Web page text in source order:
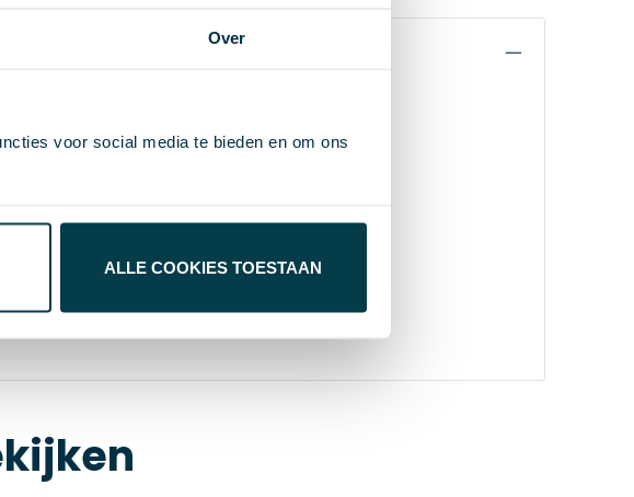
Over
voor social media te bieden en om ons
ALLE COOKIES TOESTAAN